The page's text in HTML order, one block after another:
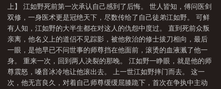
上】 江如野死前第一次承认自己感到了后悔。 世人皆知，傅问医剑
双修，一身医术更是冠绝天下，尽数传给了自己徒弟江如野。 可鲜
有人知，江如野的大半生都在对这人的仇怨中度过。 直到死前众叛
亲离，他名义上的道侣不见踪影，被他救治的修士拔刀相向，最后
一眼，是他早已不问世事的师尊挡在他面前，滚烫的血液溅了他一
身。 重来一次，回到两人决裂的那晚。 江如野一睁眼，就是他的师
尊震怒，嗓音冰冷地让他滚出去。 上一世江如野摔门而去。 这一
次，他无言良久，对着自己师尊缓缓屈膝跪下，首次在争执中主动